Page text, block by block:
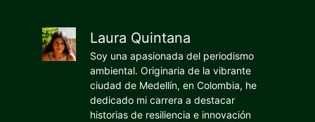
Laura Quintana
Soy una apasionada del periodismo
ambiental. Originaria de la vibrante
ciudad de Medellín, en Colombia, he
dedicado mi carrera a destacar
historias de resiliencia e innovación